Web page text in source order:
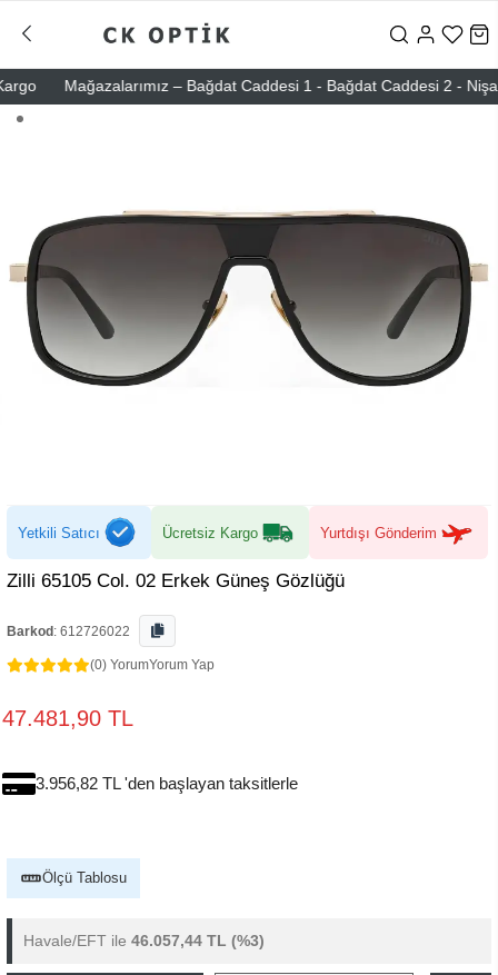
Mağazalarımız – Bağdat Caddesi 1 - Bağdat Caddesi 2 -
Yetkili Satıcı Ücretsiz Kargo Yurtdışı Gönderim
Zilli 65105 Col. 02 Erkek Güneş Gözlüğü
Barkod : 612726022
(0) YorumYorum Yap
47.481,90 TL
3.956,82 TL 'den başlayan taksitlerle
Ölçü Tablosu
Havale/EFT ile 46.057,44 TL (%3)